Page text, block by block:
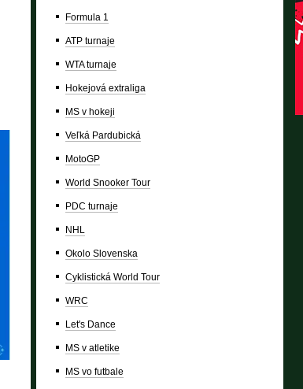
Formula 1
ATP turnaje
WTA turnaje
Hokejová extraliga
MS v hokeji
Veľká Pardubická
MotoGP
World Snooker Tour
PDC turnaje
NHL
Okolo Slovenska
Cyklistická World Tour
WRC
Let's Dance
MS v atletike
MS vo futbale